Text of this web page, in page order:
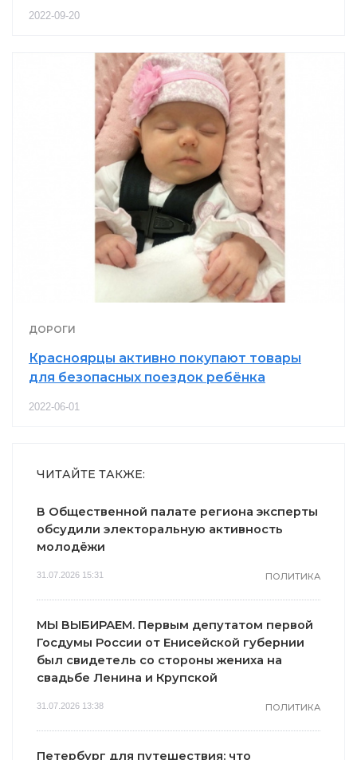
2022-09-20
ДОРОГИ
Красноярцы активно покупают товары
для безопасных поездок ребёнка
2022-06-01
ЧИТАЙТЕ ТАКЖЕ:
В Общественной палате региона эксперты
обсудили электоральную активность
молодёжи
31.07.2026 15:31 ПОЛИТИКА
МЫ ВЫБИРАЕМ. Первым депутатом первой
Госдумы России от Енисейской губернии
был свидетель со стороны жениха на
свадьбе Ленина и Крупской
31.07.2026 13:38 ПОЛИТИКА
Петербург для путешествия: что